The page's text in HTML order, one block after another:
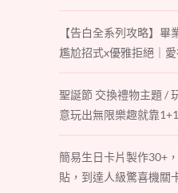
【告白全系列攻略】
尷尬招式x優雅拒絕｜
聖誕節 交換禮物主題 /
意玩出無限樂趣就靠
簡易生日卡片製作30+
貼，到達人級驚喜機關